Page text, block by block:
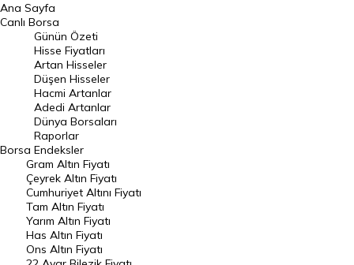
BIST 100 Hisseleri
En Çok Artan Hisseler
En Çok Düşen Hisseler
Hacmi Artanlar
Geçmiş Kapanışlar
Dünya Borsaları
Raporlar
Endeksler
DÖVİZ
Döviz Kuru
Ana Sayfa
Canlı Borsa
Borsa
Günün Özeti
Hisse Fiyatları
Artan Hisseler
Düşen Hisseler
Hacmi Artanlar
Adedi Artanlar
Dünya Borsaları
Raporlar
Endeksler
Gram Altın Fiyatı
Çeyrek Altın Fiyatı
Cumhuriyet Altını Fiyatı
Tam Altın Fiyatı
Yarım Altın Fiyatı
Has Altın Fiyatı
Ons Altın Fiyatı